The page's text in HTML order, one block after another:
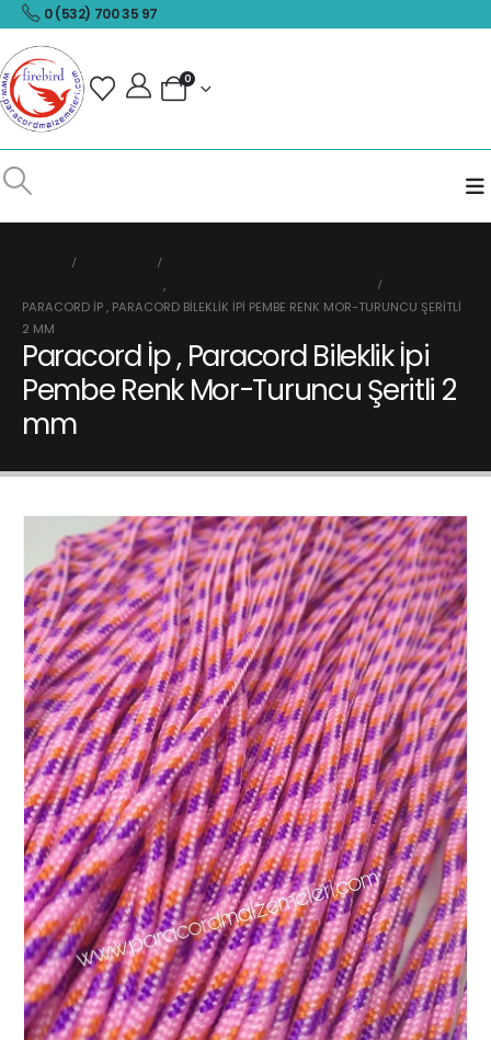
0 (532) 700 35 97
0
,
PARACORD İP , PARACORD BILEKLIK İPI PEMBE RENK MOR-TURUNCU ŞERITLI
2 MM
Paracord İp , Paracord Bileklik İpi
Pembe Renk Mor-Turuncu Şeritli 2
mm